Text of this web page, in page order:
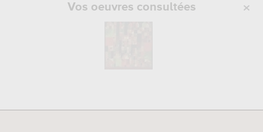
Vos oeuvres consultées